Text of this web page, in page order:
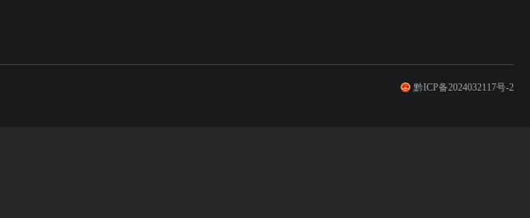
黔ICP备2024032117号-2